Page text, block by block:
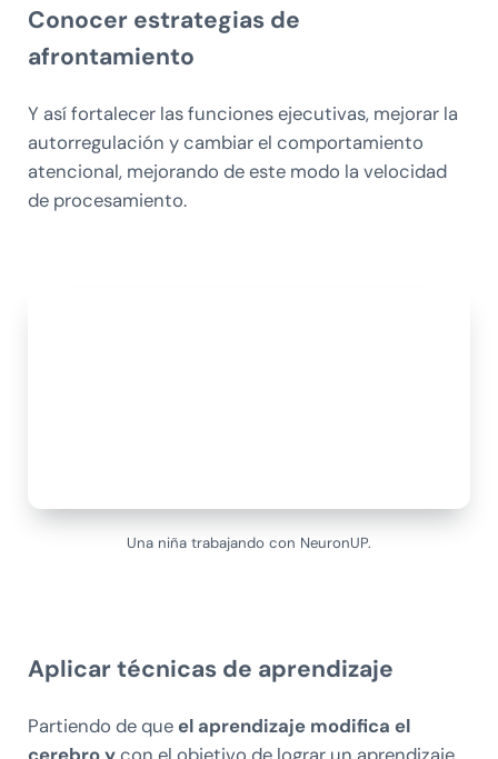
Conocer estrategias de
afrontamiento
Y así fortalecer las funciones ejecutivas, mejorar la
autorregulación y cambiar el comportamiento
atencional, mejorando de este modo la velocidad
de procesamiento.
Una niña trabajando con NeuronUP.
Aplicar técnicas de aprendizaje
Partiendo de queel aprendizaje modifica el